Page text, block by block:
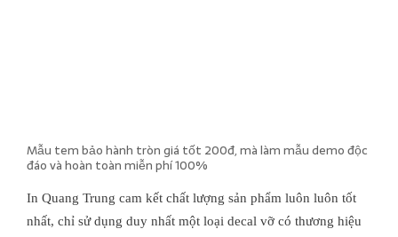
Mẫu tem bảo hành tròn giá tốt 200đ, mà làm mẫu demo độc
đáo và hoàn toàn miễn phí 100%
In Quang Trung cam kết chất lượng sản phẩm luôn luôn tốt
nhất, chỉ sử dụng duy nhất một loại decal vỡ có thương hiệu